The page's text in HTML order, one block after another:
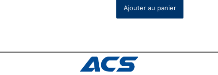
Ajouter au panier